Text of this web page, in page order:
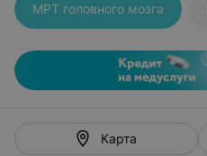
МРТ головного мозга
Карта